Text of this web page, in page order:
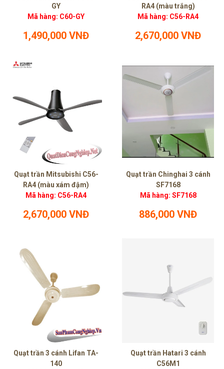
GY
Mã hàng: C60-GY
1,490,000 VNĐ
RA4 (màu trắng)
Mã hàng: C56-RA4
2,670,000 VNĐ
Quạt trần Mitsubishi C56-
RA4 (màu xám đậm)
Mã hàng: C56-RA4
2,670,000 VNĐ
Quạt trần Chinghai 3 cánh
SF7168
Mã hàng: SF7168
886,000 VNĐ
Quạt trần 3 cánh Lifan TA-
140
Quạt trần Hatari 3 cánh
C56M1